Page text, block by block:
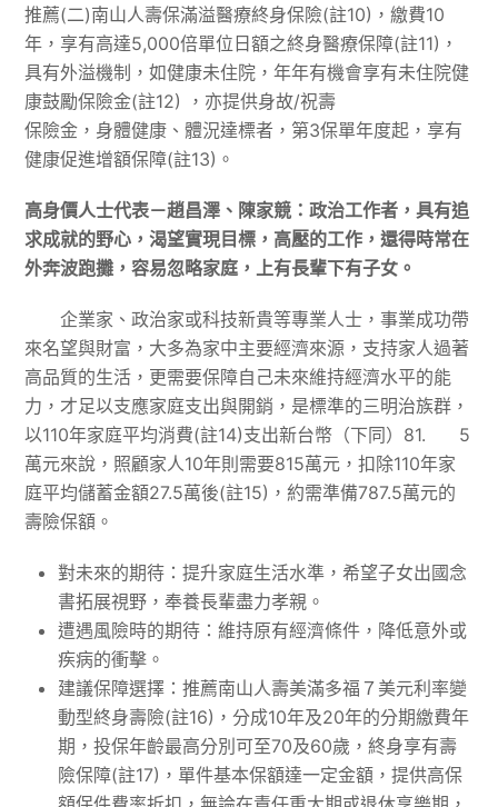
推薦(二)南山人壽保滿溢醫療終身保險(註10)，繳費10
年，享有高達5,000倍單位日額之終身醫療保障(註11)，
具有外溢機制，如健康未住院，年年有機會享有未住院健
康鼓勵保險金(註12) ，亦提供身故/祝壽
保險金，身體健康、體況達標者，第3保單年度起，享有
健康促進增額保障(註13)。
高身價人士代表－趙昌澤、陳家競：政治工作者，具有追
求成就的野心，渴望實現目標，高壓的工作，還得時常在
外奔波跑攤，容易忽略家庭，上有長輩下有子女。
企業家、政治家或科技新貴等專業人士，事業成功帶
來名望與財富，大多為家中主要經濟來源，支持家人過著
高品質的生活，更需要保障自己未來維持經濟水平的能
力，才足以支應家庭支出與開銷，是標準的三明治族群，
以110年家庭平均消費(註14)支出新台幣（下同）81. 5
萬元來說，照顧家人10年則需要815萬元，扣除110年家
庭平均儲蓄金額27.5萬後(註15)，約需準備787.5萬元的
壽險保額。
對未來的期待：提升家庭生活水準，希望子女出國念
書拓展視野，奉養長輩盡力孝親。
遭遇風險時的期待：維持原有經濟條件，降低意外或
疾病的衝擊。
建議保障選擇：推薦南山人壽美滿多福７美元利率變
動型終身壽險(註16)，分成10年及20年的分期繳費年
期，投保年齡最高分別可至70及60歲，終身享有壽
險保障(註17)，單件基本保額達一定金額，提供高保